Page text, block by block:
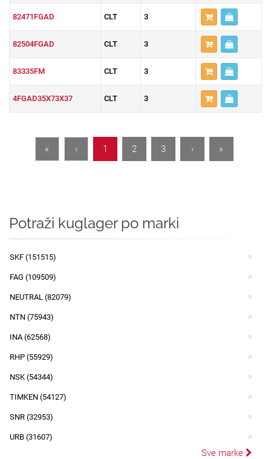
82471FGAD CLT 3
82504FGAD CLT 3
83335FM CLT 3
4FGAD35X73X37 CLT 3
« ‹ 1 2 3 › »
Potraži kuglager po marki
SKF (151515)
FAG (109509)
NEUTRAL (82079)
NTN (75943)
INA (62568)
RHP (55929)
NSK (54344)
TIMKEN (54127)
SNR (32953)
URB (31607)
Sve marke